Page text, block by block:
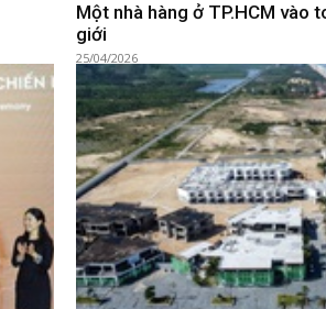
Một nhà hàng ở TP.HCM vào
giới
25/04/2026